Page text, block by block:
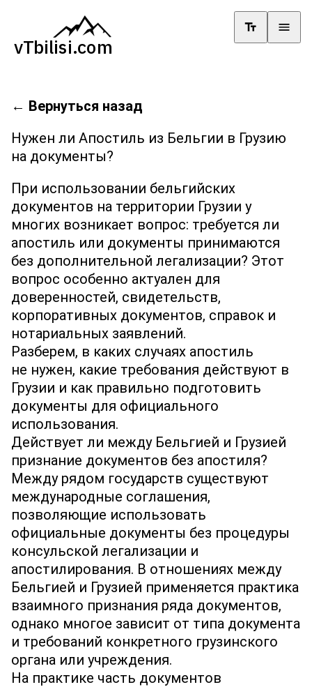
← Вернуться назад
Нужен ли Апостиль из Бельгии в Грузию
на документы?
При использовании бельгийских
документов на территории Грузии у
многих возникает вопрос: требуется ли
апостиль или документы принимаются
без дополнительной легализации? Этот
вопрос особенно актуален для
доверенностей, свидетельств,
корпоративных документов, справок и
нотариальных заявлений.
Разберем, в каких случаях апостиль
не нужен, какие требования действуют в
Грузии и как правильно подготовить
документы для официального
использования.
Действует ли между Бельгией и Грузией
признание документов без апостиля?
Между рядом государств существуют
международные соглашения,
позволяющие использовать
официальные документы без процедуры
консульской легализации и
апостилирования. В отношениях между
Бельгией и Грузией применяется практика
взаимного признания ряда документов,
однако многое зависит от типа документа
и требований конкретного грузинского
органа или учреждения.
На практике часть документов